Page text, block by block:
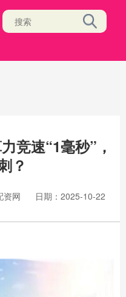
竞速“1毫秒”，
？
资网
日期：2025-10-22